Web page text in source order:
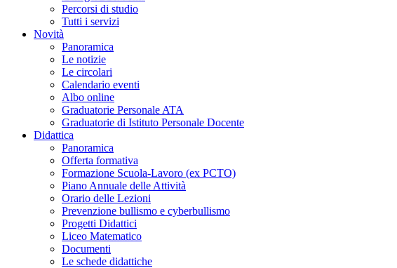
Percorsi di studio
Tutti i servizi
Novità
Panoramica
Le notizie
Le circolari
Calendario eventi
Albo online
Graduatorie Personale ATA
Graduatorie di Istituto Personale Docente
Didattica
Panoramica
Offerta formativa
Formazione Scuola-Lavoro (ex PCTO)
Piano Annuale delle Attività
Orario delle Lezioni
Prevenzione bullismo e cyberbullismo
Progetti Didattici
Liceo Matematico
Documenti
Le schede didattiche